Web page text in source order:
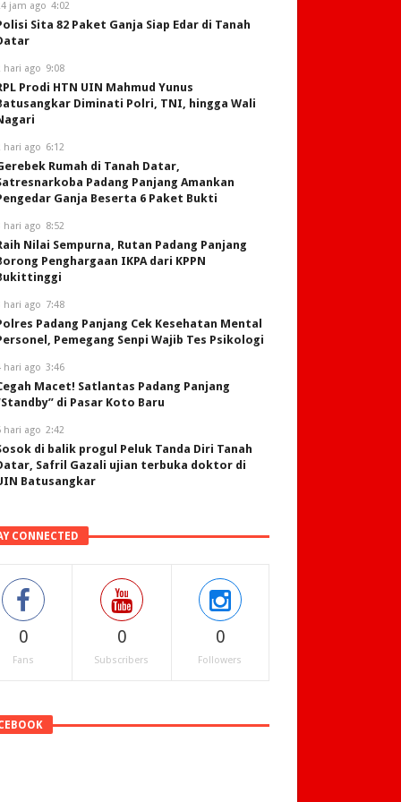
jam ago 4:02
Sita 82 Paket Ganja Siap Edar di Tanah
hari ago 9:08
Prodi HTN UIN Mahmud Yunus
Diminati Polri, TNI, hingga Wali
hari ago 6:12
Rumah di Tanah Datar,
Padang Panjang Amankan
Ganja Beserta 6 Paket Bukti
hari ago 8:52
Nilai Sempurna, Rutan Padang Panjang
Penghargaan IKPA dari KPPN
hari ago 7:48
Padang Panjang Cek Kesehatan Mental
Pemegang Senpi Wajib Tes Psikologi
hari ago 3:46
Macet! Satlantas Padang Panjang
di Pasar Koto Baru
hari ago 2:42
di balik progul Peluk Tanda Diri Tanah
Safril Gazali ujian terbuka doktor di
Batusangkar
CONNECTED
0
Fans
0
Subscribers
0
Followers